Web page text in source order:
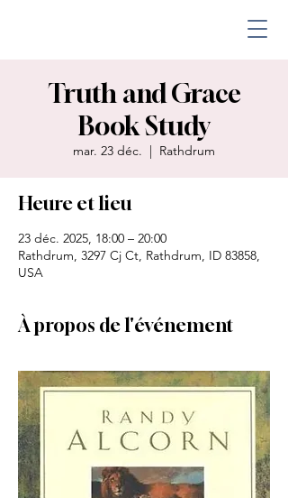
Truth and Grace
Book Study
mar. 23 déc.
  |
Rathdrum
Heure et lieu
23 déc. 2025, 18:00 – 20:00
Rathdrum, 3297 Cj Ct, Rathdrum, ID 83858,
USA
À propos de l'événement